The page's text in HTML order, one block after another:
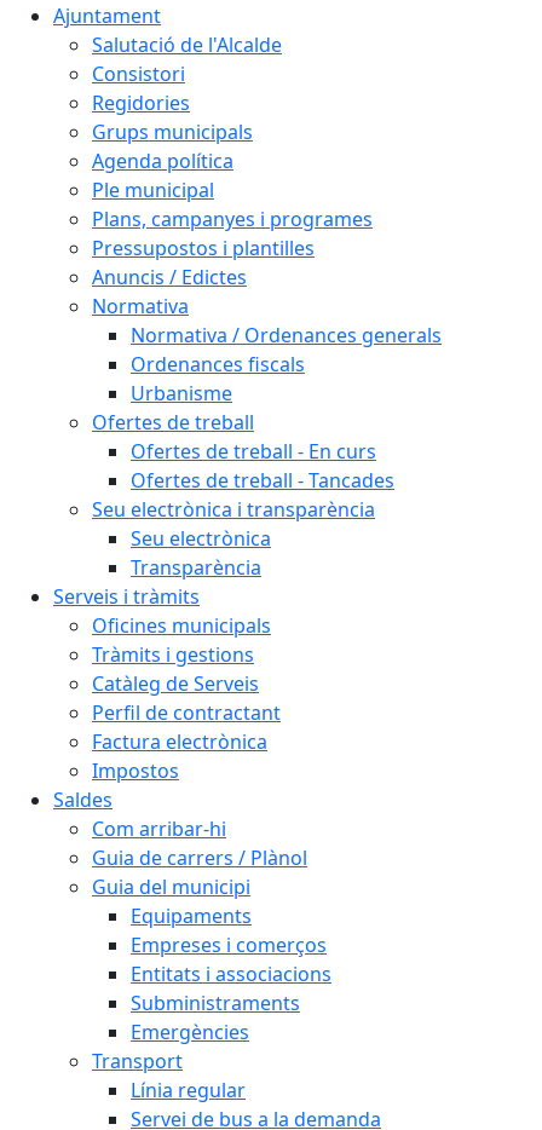
Ajuntament
Salutació de l'Alcalde
Consistori
Regidories
Grups municipals
Agenda política
Ple municipal
Plans, campanyes i programes
Pressupostos i plantilles
Anuncis / Edictes
Normativa
Normativa / Ordenances generals
Ordenances fiscals
Urbanisme
Ofertes de treball
Ofertes de treball - En curs
Ofertes de treball - Tancades
Seu electrònica i transparència
Seu electrònica
Transparència
Serveis i tràmits
Oficines municipals
Tràmits i gestions
Catàleg de Serveis
Perfil de contractant
Factura electrònica
Impostos
Saldes
Com arribar-hi
Guia de carrers / Plànol
Guia del municipi
Equipaments
Empreses i comerços
Entitats i associacions
Subministraments
Emergències
Transport
Línia regular
Servei de bus a la demanda